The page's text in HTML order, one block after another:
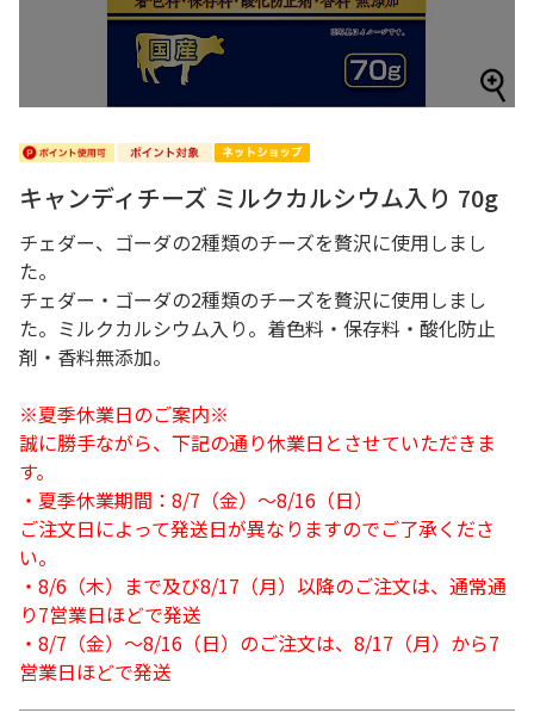
キャンディチーズ ミルクカルシウム入り 70g
チェダー、ゴーダの2種類のチーズを贅沢に使用しまし
た。
チェダー・ゴーダの2種類のチーズを贅沢に使用しまし
た。ミルクカルシウム入り。着色料・保存料・酸化防止
剤・香料無添加。
※夏季休業日のご案内※
誠に勝手ながら、下記の通り休業日とさせていただきま
す。
・夏季休業期間：8/7（金）～8/16（日）
ご注文日によって発送日が異なりますのでご了承くださ
い。
・8/6（木）まで及び8/17（月）以降のご注文は、通常通
り7営業日ほどで発送
・8/7（金）～8/16（日）のご注文は、8/17（月）から7
営業日ほどで発送